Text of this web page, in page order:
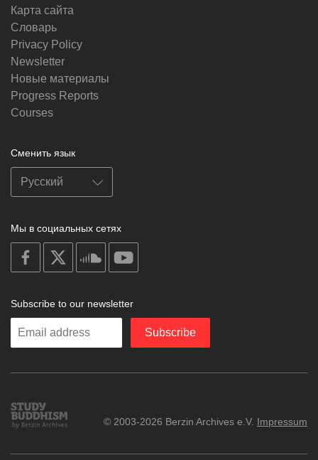
Карта сайта
Словарь
Privacy Policy
Newsletter
Новые материалы
Progress Reports
Courses
Сменить язык
Мы в социальных сетях
on
facebook
soundcloud
Subscribe to our newsletter
Enter
Subscribe
Study
Buddhism
© 2003-2026 Berzin Archives e.V. Impressum